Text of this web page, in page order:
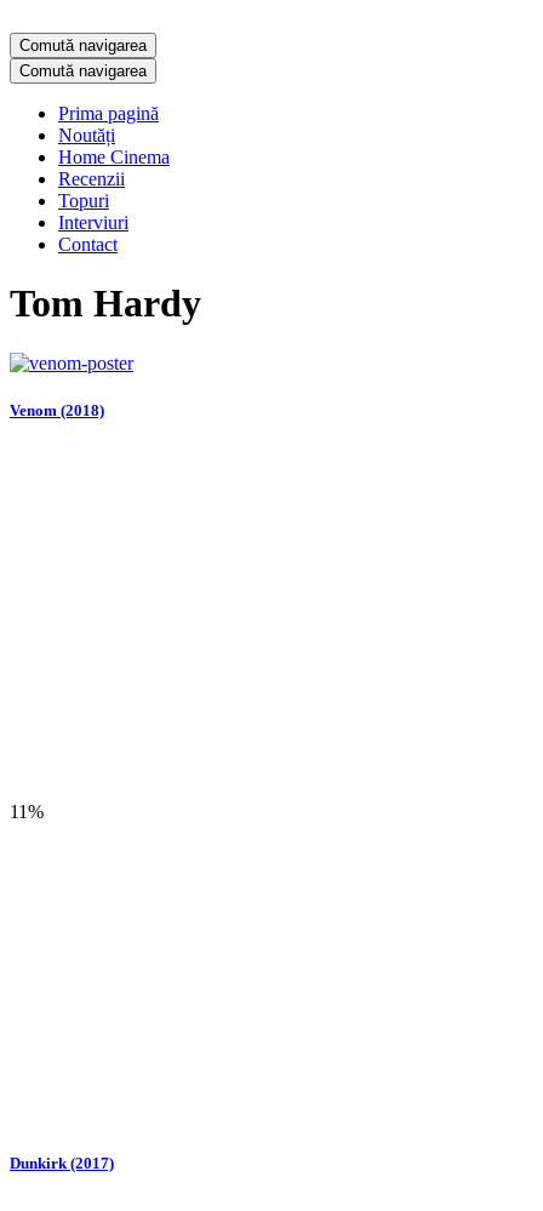
Comută navigarea
Comută navigarea
Prima pagină
Noutăți
Home Cinema
Recenzii
Topuri
Interviuri
Contact
Tom Hardy
Venom (2018)
11%
Dunkirk (2017)